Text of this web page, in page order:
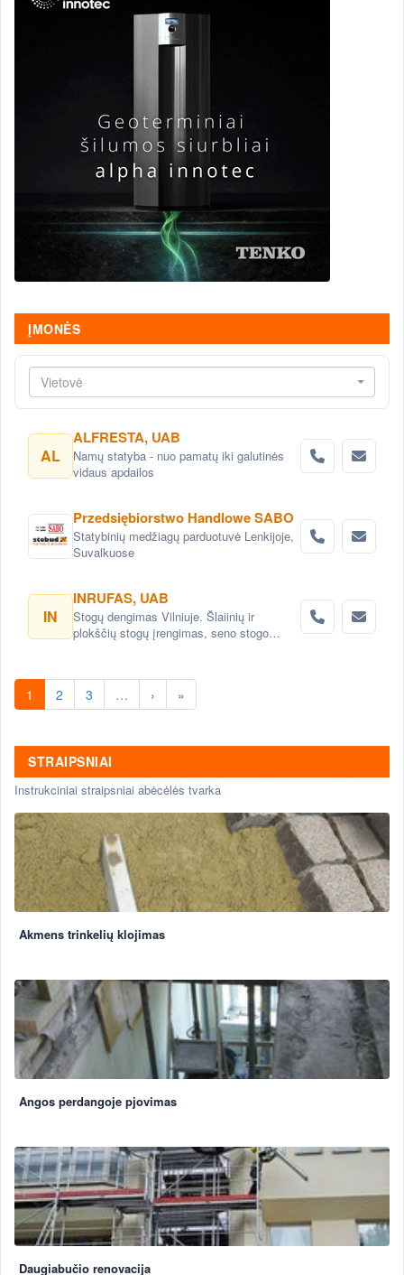
ĮMONĖS
Vietovė
AL
ALFRESTA, UAB
Namų statyba - nuo pamatų iki galutinės
vidaus apdailos
Przedsiębiorstwo Handlowe SABO
Statybinių medžiagų parduotuvė Lenkijoje,
Suvalkuose
IN
INRUFAS, UAB
Stogų dengimas Vilniuje. Šlaiinių ir
plokščių stogų įrengimas, seno stogo
Vilniuje. Stogų remonto darbai, stogo
renovacija Vilniuje.
1 2 3 … › »
STRAIPSNIAI
Instrukciniai straipsniai abėcėlės tvarka
Akmens trinkelių klojimas
Angos perdangoje pjovimas
Daugiabučio renovacija